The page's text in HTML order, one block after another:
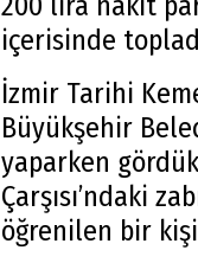
içerisinde
İzmir Tarihi
Büyükşehir
yaparken
Çarşısı’ndaki
öğrenilen bir